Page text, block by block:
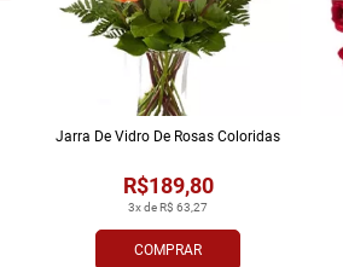
COMPRAR
3x de R$ 63,27
R$189,80
Jarra De Vidro De Rosas Coloridas